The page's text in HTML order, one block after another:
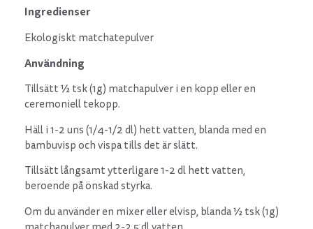
Ingredienser
Ekologiskt matchatepulver
Användning
Tillsätt ½ tsk (1g) matchapulver i en kopp eller en
ceremoniell tekopp.
Häll i 1-2 uns (1/4-1/2 dl) hett vatten, blanda med en
bambuvisp och vispa tills det är slätt.
Tillsätt långsamt ytterligare 1-2 dl hett vatten,
beroende på önskad styrka.
Om du använder en mixer eller elvisp, blanda ½ tsk (1g)